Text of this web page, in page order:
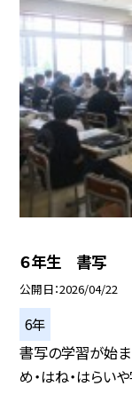
６年生 書写
公開日 2026/04/22
6年
書写の学習が始ま
め・はね・はらい